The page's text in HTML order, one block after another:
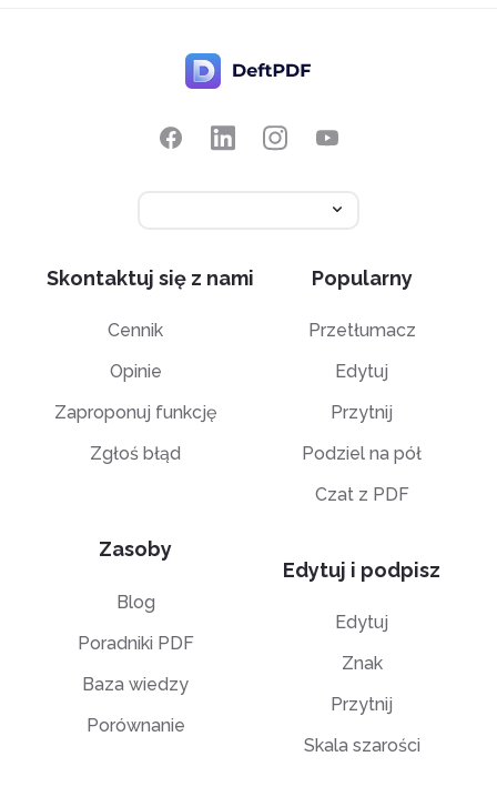
Skontaktuj się z nami
Cennik
Opinie
Zaproponuj funkcję
Zgłoś błąd
Zasoby
Blog
Poradniki PDF
Baza wiedzy
Porównanie
Popularny
Przetłumacz
Edytuj
Przytnij
Podziel na pół
Czat z PDF
Edytuj i podpisz
Edytuj
Znak
Przytnij
Skala szarości